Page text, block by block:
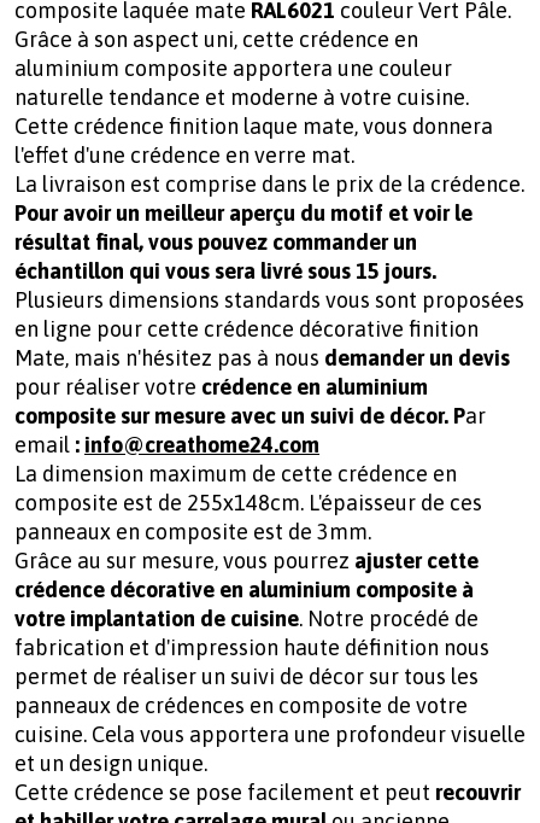
composite laquée mate RAL6021 couleur Vert Pâle.
Grâce à son aspect uni, cette crédence en
aluminium composite apportera une couleur
naturelle tendance et moderne à votre cuisine.
Cette crédence finition laque mate, vous donnera
l'effet d'une crédence en verre mat.
La livraison est comprise dans le prix de la crédence.
Pour avoir un meilleur aperçu du motif et voir le
résultat final, vous pouvez commander un
échantillon qui vous sera livré sous 15 jours.
Plusieurs dimensions standards vous sont proposées
en ligne pour cette crédence décorative finition
Mate, mais n'hésitez pas à nous demander un devis
pour réaliser votre crédence en aluminium
composite sur mesure avec un suivi de décor. Par
email : info@creathome24.com
La dimension maximum de cette crédence en
composite est de 255x148cm. L'épaisseur de ces
panneaux en composite est de 3mm.
Grâce au sur mesure, vous pourrez ajuster cette
crédence décorative en aluminium composite à
votre implantation de cuisine. Notre procédé de
fabrication et d'impression haute définition nous
permet de réaliser un suivi de décor sur tous les
panneaux de crédences en composite de votre
cuisine. Cela vous apportera une profondeur visuelle
et un design unique.
Cette crédence se pose facilement et peut recouvrir